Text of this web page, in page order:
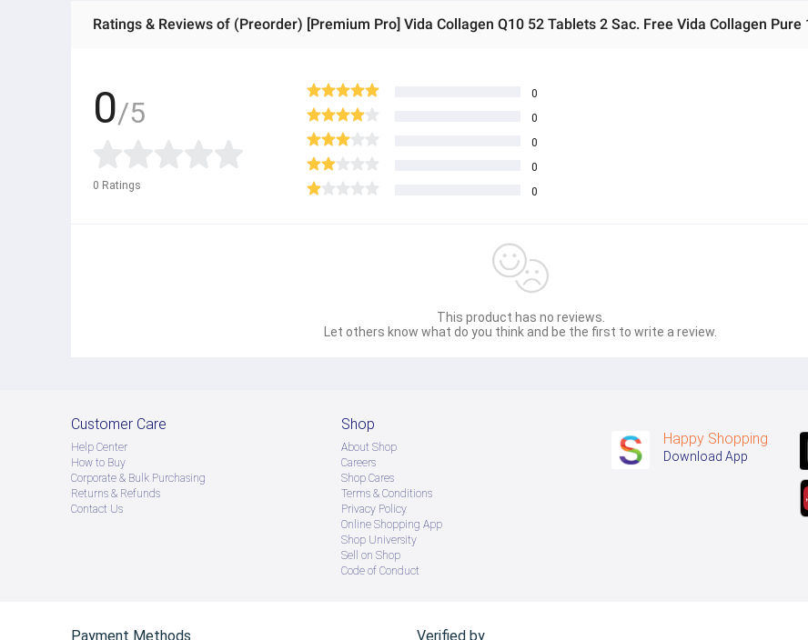
Ratings & Reviews of (Preorder) [Premium Pro] Vida Collagen Q10 52 Tablets 2 Sac. Free Vida Collagen Pure
0/5
0 Ratings
0
0
0
0
0
This product has no reviews.
Let others know what do you think and be the first to write a review.
Customer Care
Help Center
How to Buy
Corporate & Bulk Purchasing
Returns & Refunds
Contact Us
Shop
About Shop
Careers
Shop Cares
Terms & Conditions
Privacy Policy
Online Shopping App
Shop University
Sell on Shop
Code of Conduct
Happy Shopping
Download App
Payment Methods Verified by